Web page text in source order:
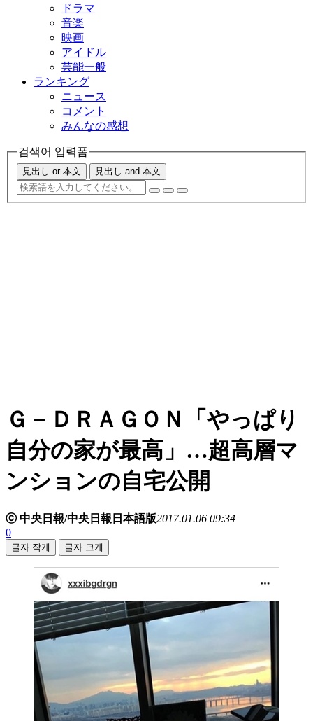
ドラマ
音楽
映画
アイドル
芸能一般
ランキング
ニュース
コメント
みんなの感想
검색어 입력폼
見出し or 本文 見出し and 本文
Ｇ－ＤＲＡＧＯＮ「やっぱり
自分の家が最高」…超高層マ
ンションの自宅公開
ⓒ 中央日報/中央日報日本語版2017.01.06 09:34
0
글자 작게 글자 크게